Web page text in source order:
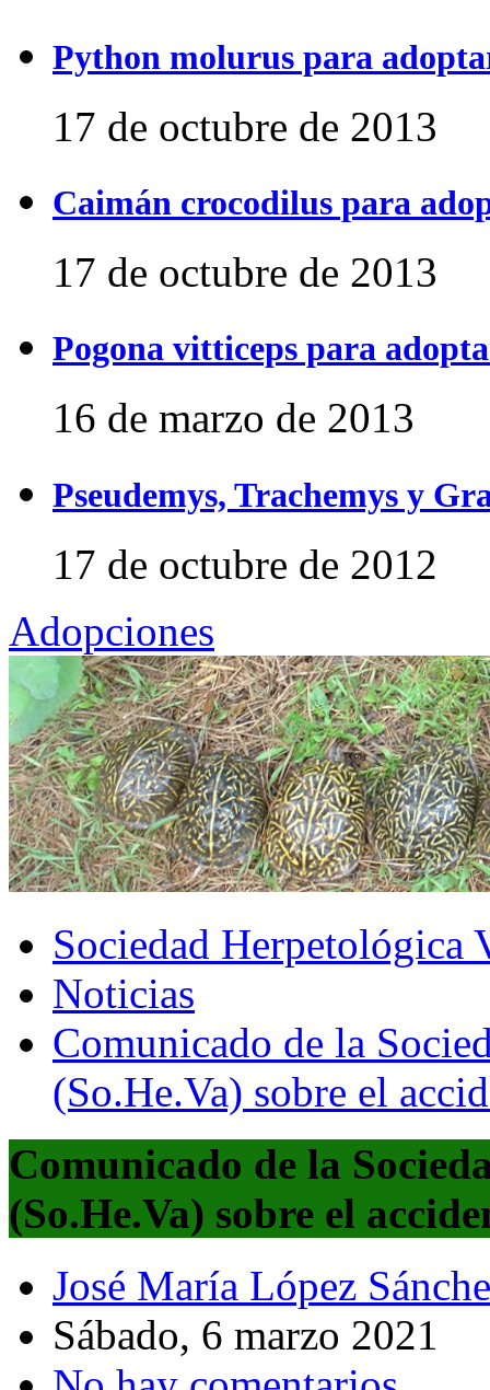
Python molurus para
17 de octubre de 2013
Caimán crocodilus para
17 de octubre de 2013
Pogona vitticeps para
16 de marzo de 2013
Pseudemys, Trachemys y
17 de octubre de 2012
Adopciones
Sociedad Herpetológica
Noticias
Comunicado de la
(So.He.Va) sobre el
Comunicado de la
(So.He.Va) sobre el
José María López
Sábado, 6 marzo 2021